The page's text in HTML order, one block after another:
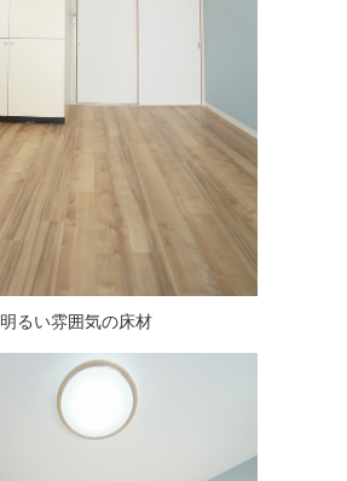
明るい雰囲気の床材